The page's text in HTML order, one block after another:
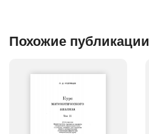
Похожие публикации